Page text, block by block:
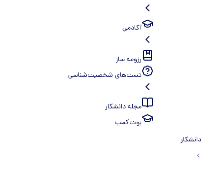
آکادمی
رزومه ساز
تست‌های شخصیت‌شناسی
مجله دانشکار
بوت‌کمپ
دانشکار